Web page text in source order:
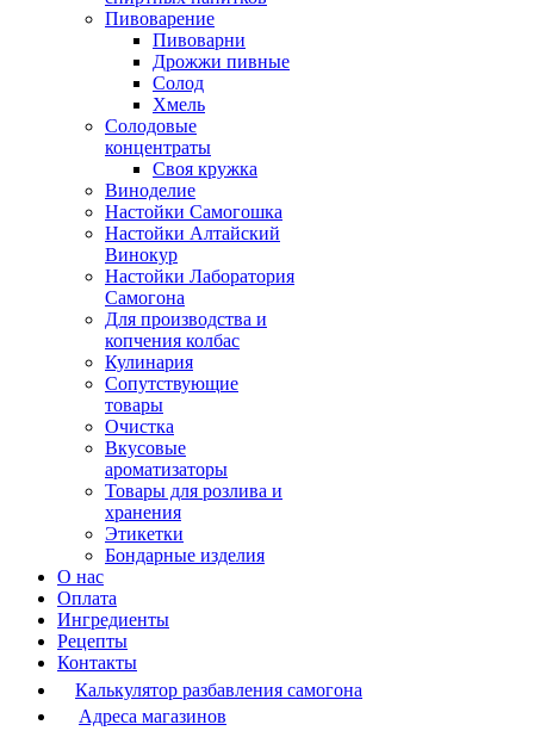
Пивоварение
Пивоварни
Дрожжи пивные
Солод
Хмель
Солодовые
концентраты
Своя кружка
Виноделие
Настойки Самогошка
Настойки Алтайский
Винокур
Настойки Лаборатория
Самогона
Для производства и
копчения колбас
Кулинария
Сопутствующие
товары
Очистка
Вкусовые
ароматизаторы
Товары для розлива и
хранения
Этикетки
Бондарные изделия
О нас
Оплата
Ингредиенты
Рецепты
Контакты
Калькулятор разбавления самогона
Адреса магазинов